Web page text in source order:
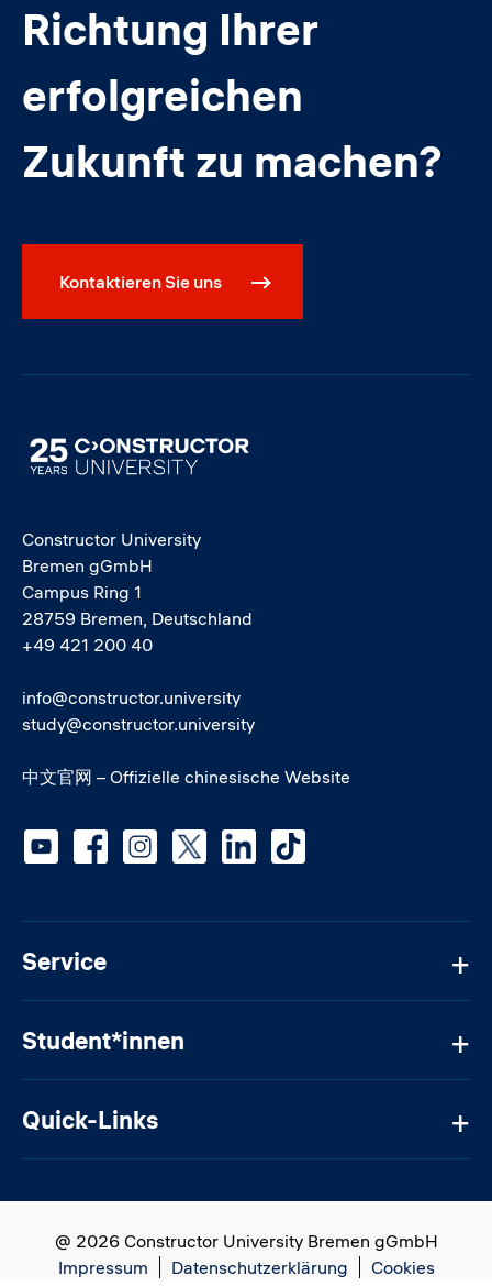
Richtung Ihrer
erfolgreichen
Zukunft zu machen?
Kontaktieren Sie uns
Image
Constructor University
Bremen gGmbH
Campus Ring 1
28759 Bremen, Deutschland
+49 421 200 40
info@constructor.university
study@constructor.university
中文官网 – Offizielle chinesische Website
Service
Student*innen
Quick-Links
Social media
@ 2026 Constructor University Bremen gGmbH
Impressum
Datenschutzerklärung Cookies